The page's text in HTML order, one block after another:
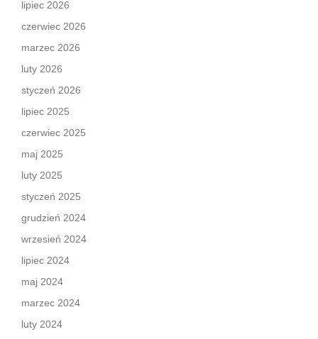
lipiec 2026
czerwiec 2026
marzec 2026
luty 2026
styczeń 2026
lipiec 2025
czerwiec 2025
maj 2025
luty 2025
styczeń 2025
grudzień 2024
wrzesień 2024
lipiec 2024
maj 2024
marzec 2024
luty 2024